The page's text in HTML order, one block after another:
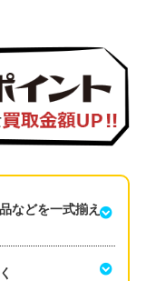
などを一式揃え